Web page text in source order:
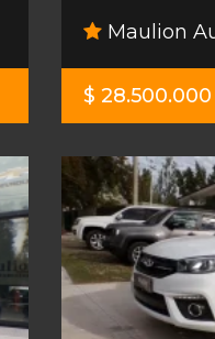
Maulion
$ 28.500.000